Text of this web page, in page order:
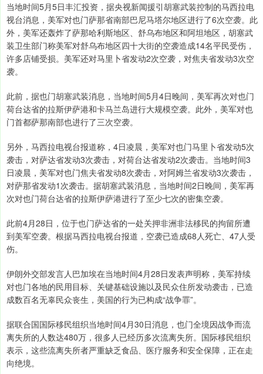
当地时间5月5日丰汇投资，据央视新闻援引胡塞武装控制的马西拉电
视台消息，美军对也门萨那省南部巴尼马塔尔地区进行了6次空袭。此
外，美军还轰炸了萨那哈利斯地区、舒乌布地区和阿坦地区，胡塞武
装卫生部门称美军对舒乌布地区四十大街的空袭造成14名平民受伤，
许多店铺受损。美军还对马里卜省发动2次空袭，对焦夫省发动3次空
袭。
此前，据也门胡塞武装消息，当地时间5月4日晚间，美军再次对也门
荷台达省的拉斯伊萨港和卡马兰岛进行大规模空袭。此外，美军对也
门首都萨那南部也进行了三次空袭。
另外，马西拉电视台报道称，4日凌晨，美军对也门马里卜省发动5次
袭击，对萨达省发动3次袭击，对荷台达省发动2次袭击。当地时间3
日凌晨，美军对也门焦夫省发动8次袭击，对阿姆兰省发动3次袭击，
对萨那省发动1次袭击。据胡塞武装消息，当地时间2日晚间，美军再
次对也门荷台达省的拉斯伊萨港进行了至少七次的密集空袭。
此前4月28日，位于也门萨达省的一处关押非洲非法移民的拘留所遭
到美军空袭。根据马西拉电视台报道，空袭已造成68人死亡、47人受
伤。
伊朗外交部发言人巴加埃在当地时间4月28日发表声明称，美军持续
对也门各地的民用目标、关键基础设施以及民众住所发动袭击，已造
成数百名无辜民众丧生，美国的行为已构成“战争罪”。
据联合国国际移民组织当地时间4月30日消息，也门全境因战争而流
离失所的人数达480万，很多人已经历多次流离失所。国际移民组织
表示，这些流离失所者严重缺乏食品、医疗服务和安全保障，正在走
向绝境。